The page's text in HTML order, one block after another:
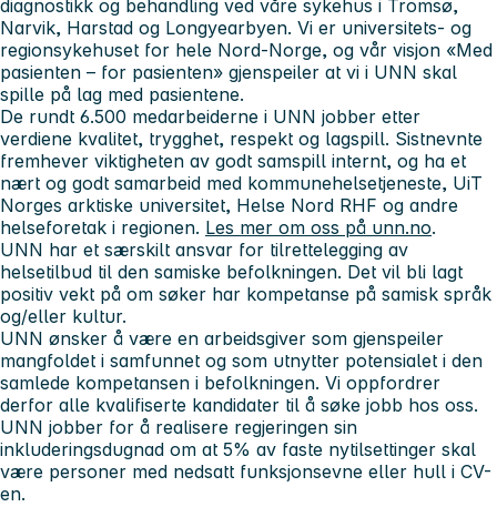
diagnostikk og behandling ved våre sykehus i Tromsø,
Narvik, Harstad og Longyearbyen. Vi er universitets- og
regionsykehuset for hele Nord-Norge, og vår visjon «Med
pasienten – for pasienten» gjenspeiler at vi i UNN skal
spille på lag med pasientene.
De rundt 6.500 medarbeiderne i UNN jobber etter
verdiene kvalitet, trygghet, respekt og lagspill. Sistnevnte
fremhever viktigheten av godt samspill internt, og ha et
nært og godt samarbeid med kommunehelsetjeneste, UiT
Norges arktiske universitet, Helse Nord RHF og andre
helseforetak i regionen. Les mer om oss på unn.no.
UNN har et særskilt ansvar for tilrettelegging av
helsetilbud til den samiske befolkningen. Det vil bli lagt
positiv vekt på om søker har kompetanse på samisk språk
og/eller kultur.
UNN ønsker å være en arbeidsgiver som gjenspeiler
mangfoldet i samfunnet og som utnytter potensialet i den
samlede kompetansen i befolkningen. Vi oppfordrer
derfor alle kvalifiserte kandidater til å søke jobb hos oss.
UNN jobber for å realisere regjeringen sin
inkluderingsdugnad om at 5% av faste nytilsettinger skal
være personer med nedsatt funksjonsevne eller hull i CV-
en.